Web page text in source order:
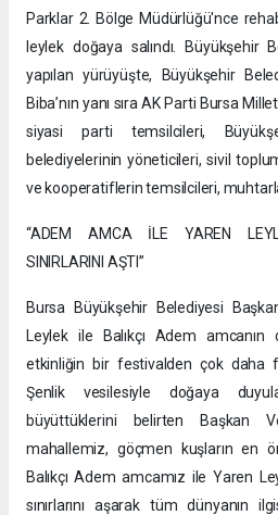
Parklar 2. Bölge Müdürlüğü'nce
leylek doğaya salındı. Büyükşehir
yapılan yürüyüşte, Büyükşehir
Biba’nın yanı sıra AK Parti Bursa
siyasi parti temsilcileri,
belediyelerinin yöneticileri, sivil
ve kooperatiflerin temsilcileri,
“ADEM AMCA İLE YAREN
SINIRLARINI AŞTI”
Bursa Büyükşehir Belediyesi
Leylek ile Balıkçı Adem
etkinliğin bir festivalden çok daha
Şenlik vesilesiyle doğaya
büyüttüklerini belirten Başkan
mahallemiz, göçmen kuşların en
Balıkçı Adem amcamız ile Yaren
sınırlarını aşarak tüm dünyanın